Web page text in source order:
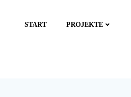
START PROJEKTE